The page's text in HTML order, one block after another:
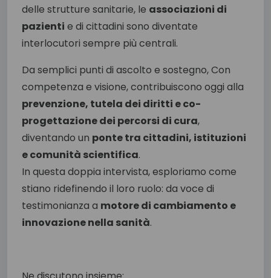
delle strutture sanitarie, le associazioni di
pazienti e di cittadini sono diventate
interlocutori sempre più centrali.
Da semplici punti di ascolto e sostegno, Con
competenza e visione, contribuiscono oggi alla
prevenzione, tutela dei diritti e co-
progettazione dei percorsi di cura,
diventando un ponte tra cittadini, istituzioni
e comunità scientifica.
In questa doppia intervista, esploriamo come
stiano ridefinendo il loro ruolo: da voce di
testimonianza a motore di cambiamento e
innovazione nella sanità.